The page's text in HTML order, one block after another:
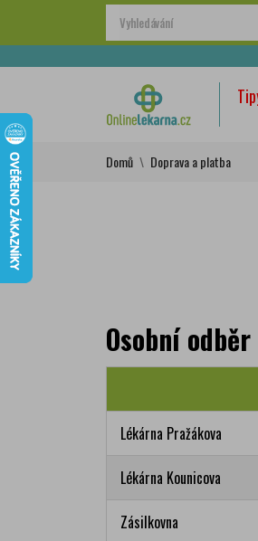
Domů Doprava a platba
Osobní odběr
Lékárna Pražákova
Lékárna Kounicova
Zásilkovna